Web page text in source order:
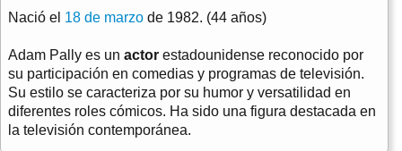
Nació el 18 de marzo de 1982. (44 años)
Adam Pally es un actor estadounidense reconocido por
su participación en comedias y programas de televisión.
Su estilo se caracteriza por su humor y versatilidad en
diferentes roles cómicos. Ha sido una figura destacada en
la televisión contemporánea.